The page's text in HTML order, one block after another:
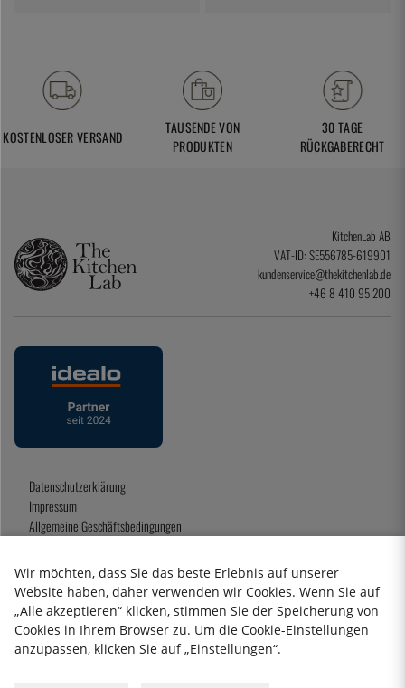
KOSTENLOSER VERSAND
TAUSENDE VON
PRODUKTEN
30 TAGE
RÜCKGABERECHT
KitchenLab AB
VAT-ID: SE556785-619901
kundenservice@thekitchenlab.de
+46 8 410 95 200
Datenschutzerklärung
Impressum
Allgemeine Geschäftsbedingungen
2026 KitchenLab AB
Wir möchten, dass Sie das beste Erlebnis auf unserer
Website haben, daher verwenden wir Cookies. Wenn Sie auf
„Alle akzeptieren“ klicken, stimmen Sie der Speicherung von
Cookies in Ihrem Browser zu. Um die Cookie-Einstellungen
anzupassen, klicken Sie auf „Einstellungen“.